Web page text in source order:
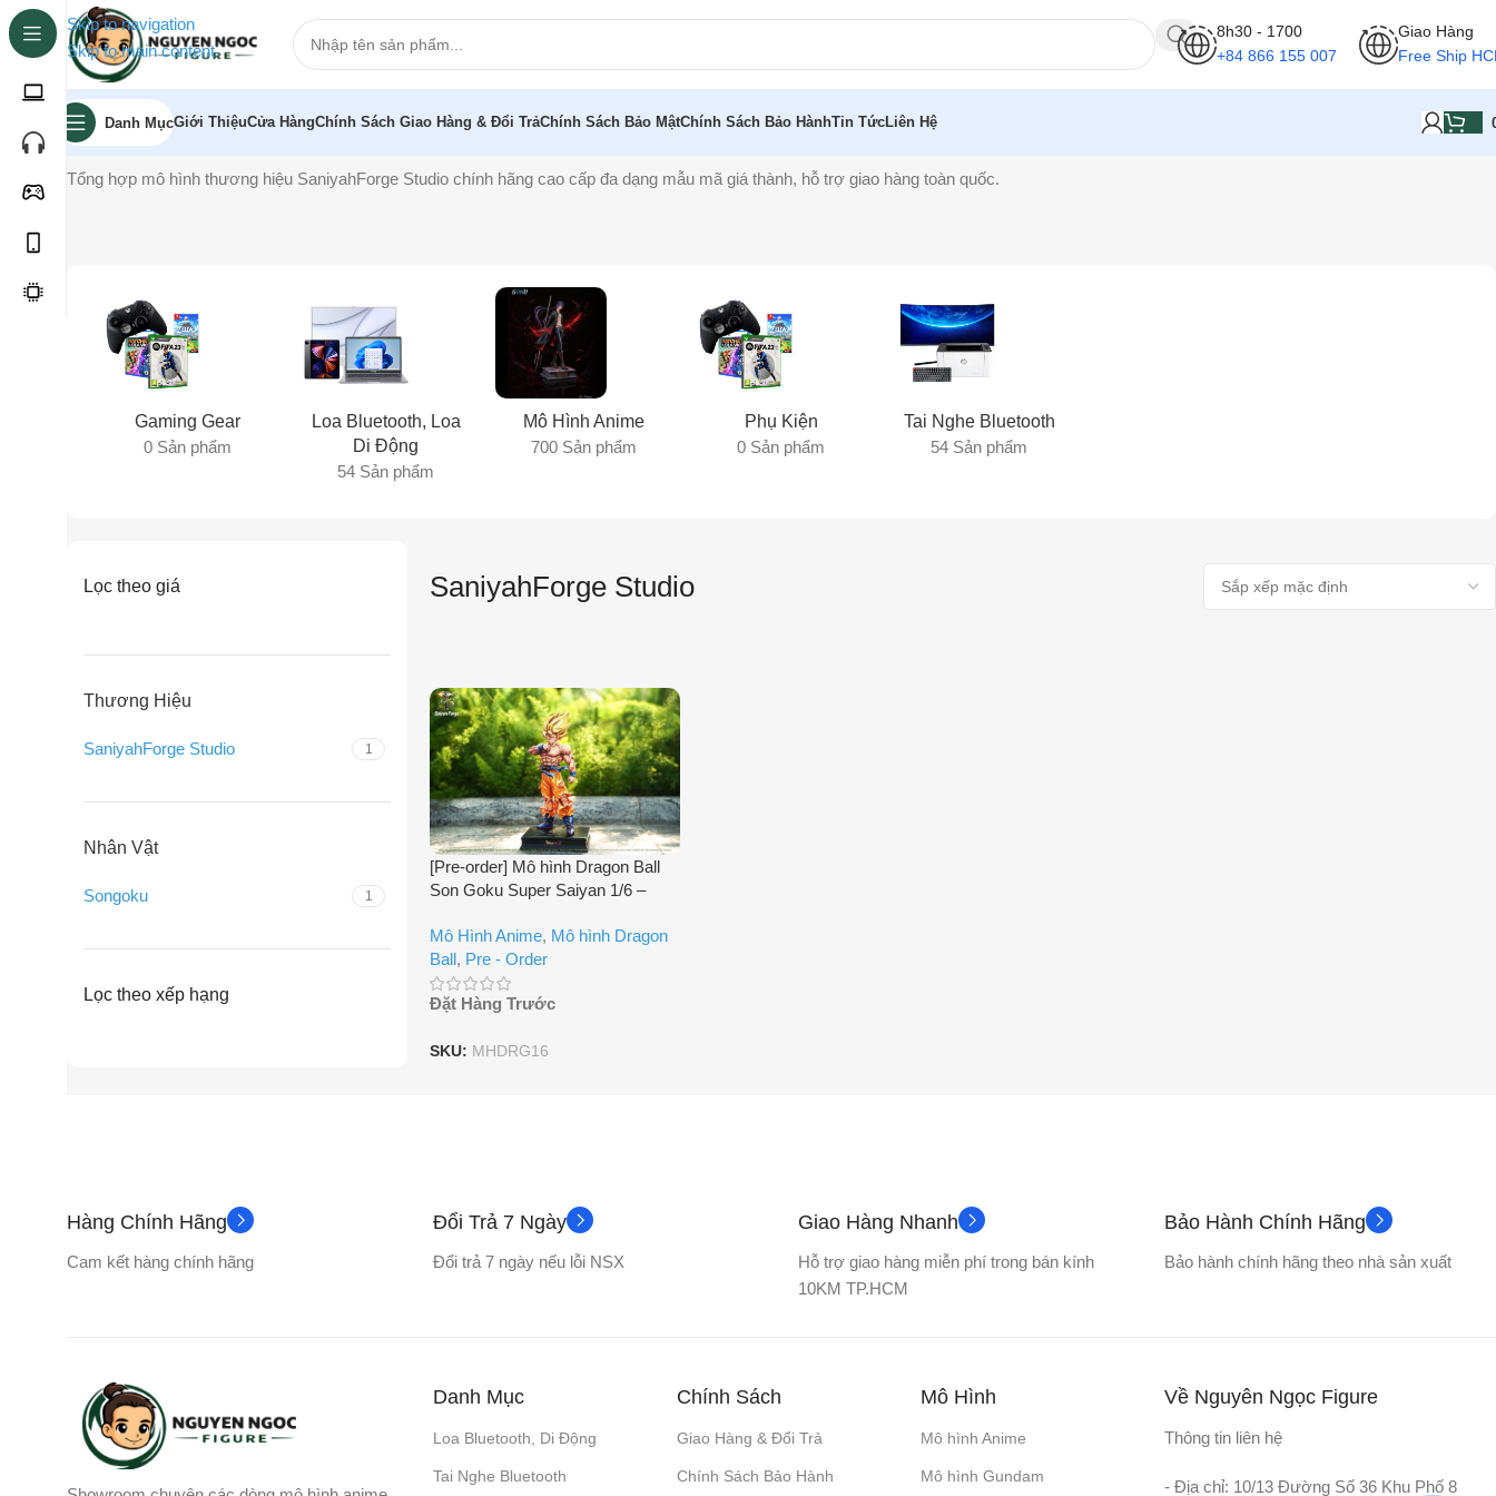
Skip to navigation
Skip to main content
8h30 - 1700
+84 866 155 007
Giao Hàng
Free Ship
Danh MụcGiới ThiệuCửa HàngChính Sách Giao Hàng & Đổi TrảChính Sách Bảo MậtChính Sách Bảo HànhTin TứcLiên Hệ
Trang chủ»SaniyahForge Studio
Tổng hợp mô hình thương hiệu SaniyahForge Studio chính hãng cao cấp đa dạng mẫu mã giá thành, hỗ trợ giao hàng toàn quốc.
Gaming Gear
0 Sản phẩm
Loa Bluetooth, Loa
Di Động
54 Sản phẩm
Mô Hình Anime
700 Sản phẩm
Phụ Kiện
0 Sản phẩm
Tai Nghe Bluetooth
54 Sản phẩm
Lọc theo giá
Thương Hiệu
SaniyahForge Studio 1
Nhân Vật
Songoku 1
Lọc theo xếp hạng
SaniyahForge Studio
[Pre-order] Mô hình Dragon Ball
Son Goku Super Saiyan 1/6 –
Mô Hình Anime, Mô hình Dragon
Ball, Pre - Order
Đặt Hàng Trước
SKU: MHDRG16
Hàng Chính Hãng
Cam kết hàng chính hãng
Đổi Trả 7 Ngày
Đổi trả 7 ngày nếu lỗi NSX
Giao Hàng Nhanh
Hỗ trợ giao hàng miễn phí trong bán kính
10KM TP.HCM
Bảo Hành Chính Hãng
Bảo hành chính hãng theo nhà sản xuất
Danh Mục
Loa Bluetooth, Di Động
Tai Nghe Bluetooth
Chính Sách
Giao Hàng & Đổi Trả
Chính Sách Bảo Hành
Mô Hình
Mô hình Anime
Mô hình Gundam
Về Nguyên Ngọc Figure
Thông tin liên hệ
- Địa chỉ: 10/13 Đường Số 36 Khu Phố 8